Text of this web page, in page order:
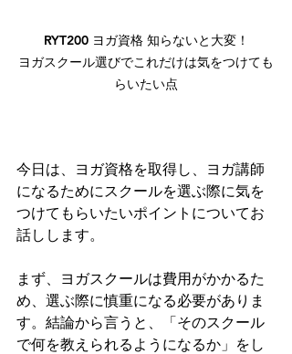
RYT200 ヨガ資格 知らないと大変！
ヨガスクール選びでこれだけは気をつけても
らいたい点
今日は、ヨガ資格を取得し、ヨガ講師
になるためにスクールを選ぶ際に気を
つけてもらいたいポイントについてお
話しします。
まず、ヨガスクールは費用がかかるた
め、選ぶ際に慎重になる必要がありま
す。結論から言うと、「そのスクール
で何を教えられるようになるか」をし